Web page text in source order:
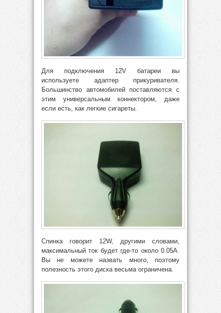
Для подключения 12V батареи вы
используете адаптер прикуривателя.
Большинство автомобилей поставляются с
этим универсальным коннектором, даже
если есть, как легкие сигареты.
Спинка говорит 12W, другими словами,
максимальный ток будет где-то около 0.05A.
Вы не можете назвать много, поэтому
полезность этого диска весьма ограничена.